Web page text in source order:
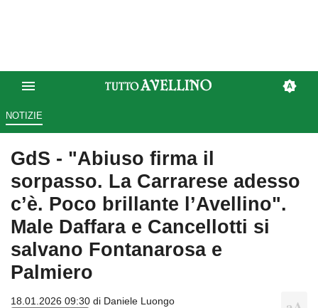
NOTIZIE
GdS - "Abiuso firma il
sorpasso. La Carrarese adesso
c’è. Poco brillante l’Avellino".
Male Daffara e Cancellotti si
salvano Fontanarosa e
Palmiero
18.01.2026 09:30 di Daniele Luongo